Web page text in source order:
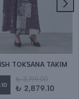
TOKSANA TAKIM
10
₺ 3,199.00
₺ 2,879.10